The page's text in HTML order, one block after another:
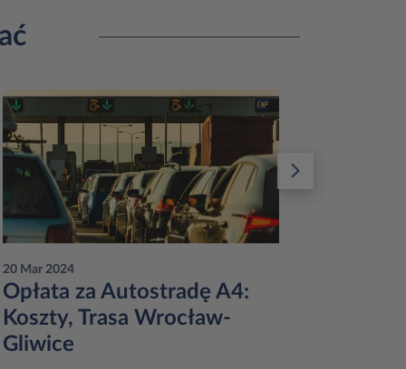
20 Mar 2024
Opłata za Autostradę A4:
Koszty, Trasa Wrocław-
Gliwice